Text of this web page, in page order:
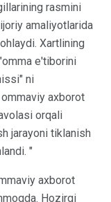
rasmini
amaliyotlarida
Xartlining
e'tiborini
ni
axborot
orqali
jarayoni tiklanish
"
axborot
Hozirgi